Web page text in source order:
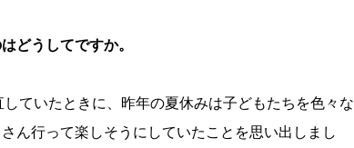
どうしてですか。
ていたときに、昨年の夏休みは子どもたちを色々な
ん行って楽しそうにしていたことを思い出しまし